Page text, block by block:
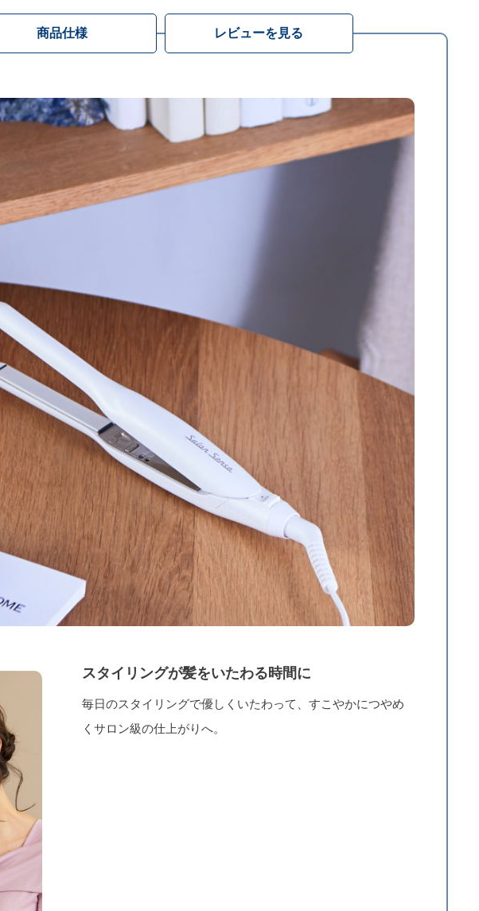
スタイリングが髪をいたわる時間に
毎日のスタイリングで優しくいたわって、すこやかにつやめ
くサロン級の仕上がりへ。
商品仕様 レビューを見る